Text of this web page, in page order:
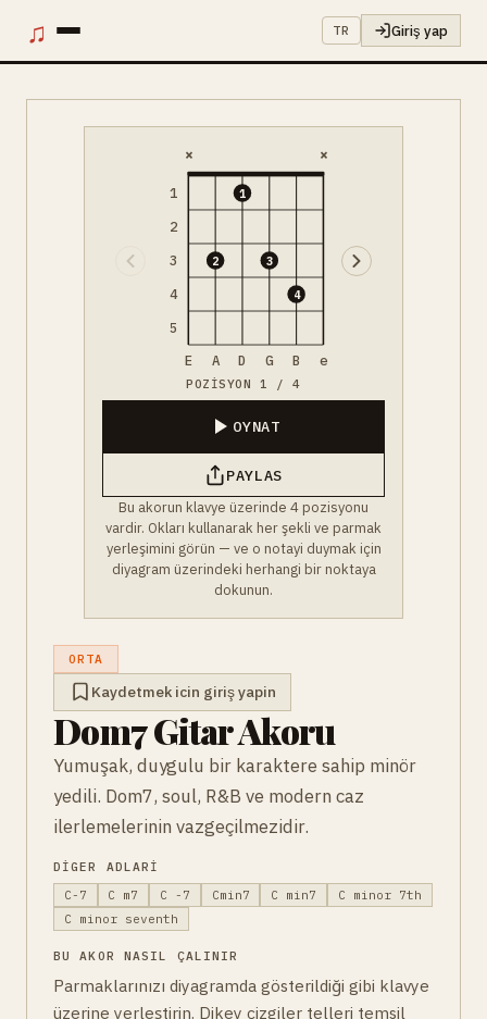
♫ TR Giriş yap
1
2
3
4
5
× ×
2
1
3
4
E A D G B e
POZISYON 1 / 4
OYNAT
PAYLAS
Bu akorun klavye üzerinde 4 pozisyonu
vardir. Okları kullanarak her şekli ve parmak
yerleşimini görün — ve o notayi duymak için
diyagram üzerindeki herhangi bir noktaya
dokunun.
ORTA
Kaydetmek icin giriş yapin
Dom7 Gitar Akoru
Yumuşak, duygulu bir karaktere sahip minör
yedili. Dom7, soul, R&B ve modern caz
ilerlemelerinin vazgeçilmezidir.
DIGER ADLARI
C-7
C m7 C -7 Cmin7 C min7
C minor 7th
C minor seventh
BU AKOR NASIL ÇALINIR
Parmaklarınızı diyagramda gösterildiği gibi klavye
üzerine yerleştirin. Dikey çizgiler telleri temsil